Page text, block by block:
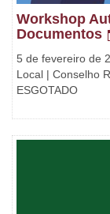
Workshop
Documentos
5 de fevereiro de
Local | Conselho
ESGOTADO